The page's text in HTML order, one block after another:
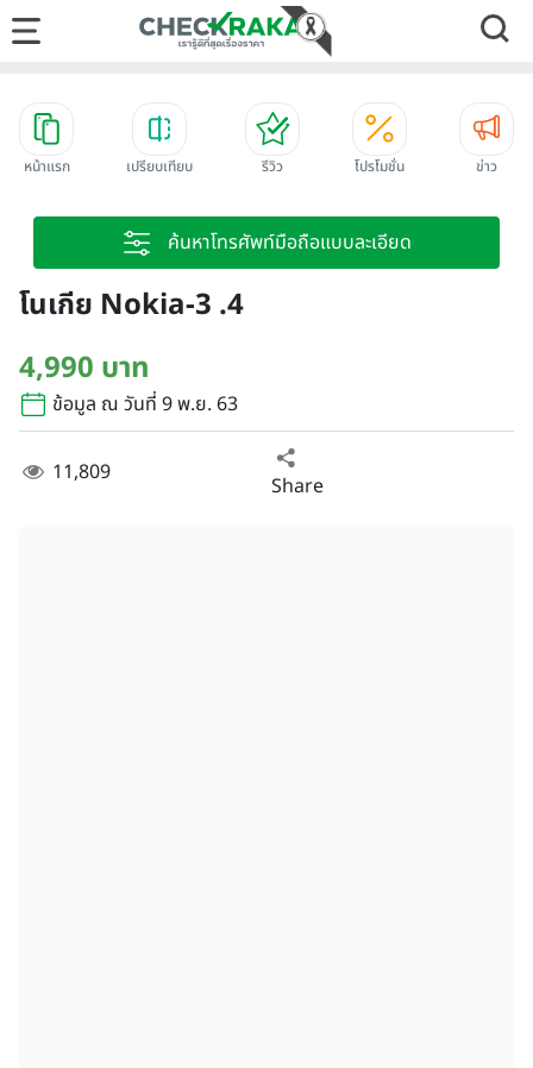
หน้าแรก เปรียบเทียบ รีวิว โปรโมชั่น ข่าว
ค้นหาโทรศัพท์มือถือแบบละเอียด
โนเกีย Nokia-3 .4
4,990 บาท
ข้อมูล ณ วันที่ 9 พ.ย. 63
11,809 Share